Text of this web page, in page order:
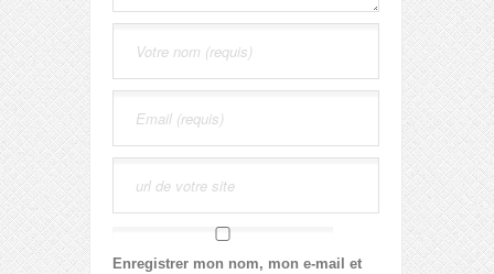
Enregistrer mon nom, mon e-mail et